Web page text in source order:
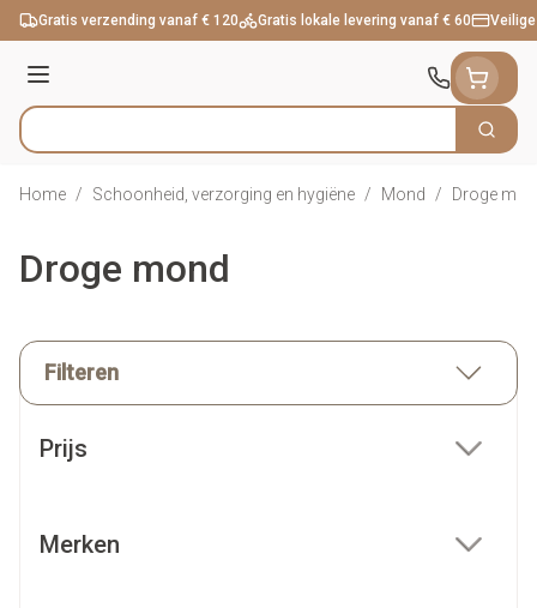
Ga naar de inhoud
Gratis verzending vanaf € 120 Gratis lokale levering vanaf € 60
Menu
Product, merk, categorie... Zoek
Home / Schoonheid, verzorging en hygiëne / Mond / Droge
Droge mond
Filteren
Prijs
Merken